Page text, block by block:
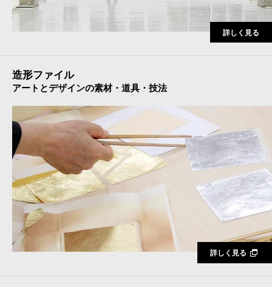
詳しく見る
造形ファイル
アートとデザインの素材・道具・技法
詳しく見る